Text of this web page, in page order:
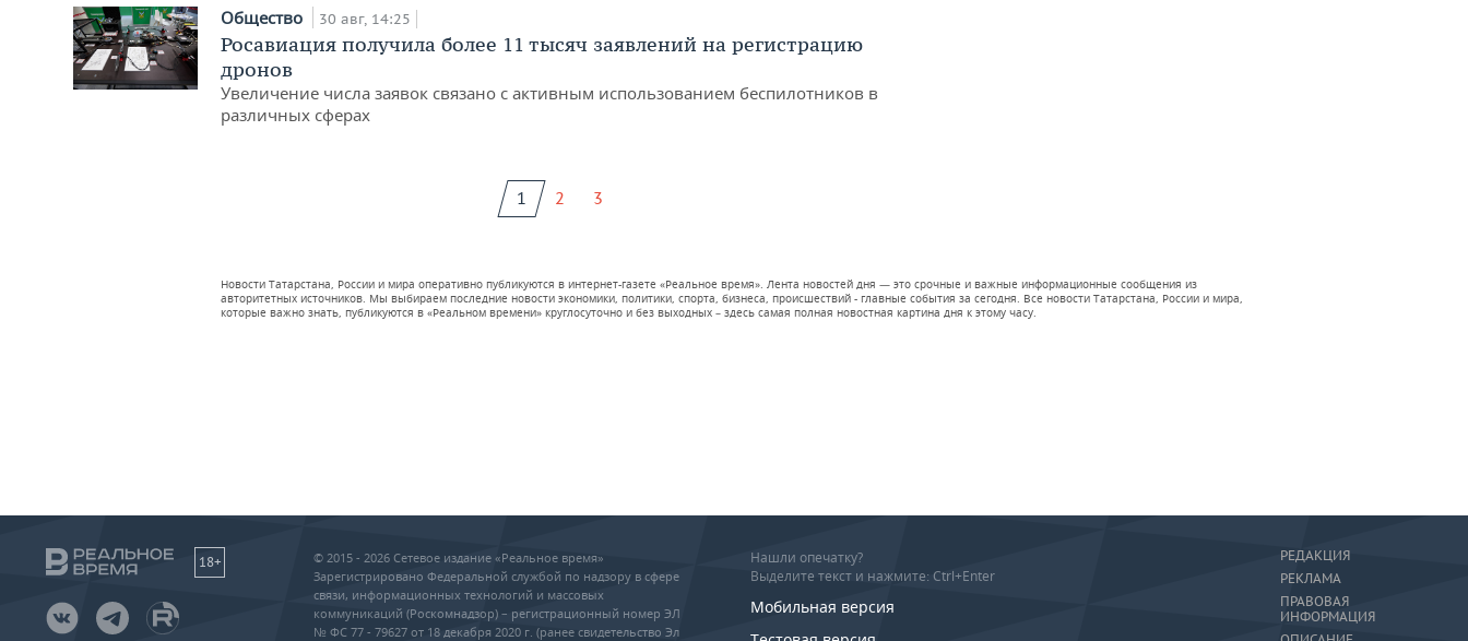
Общество 30 авг, 14:25
Росавиация получила более 11 тысяч заявлений на регистрацию
дронов
Увеличение числа заявок связано с активным использованием беспилотников в
различных сферах
1 2 3
Новости Татарстана, России и мира оперативно публикуются в интернет-газете «Реальное время». Лента новостей дня — это срочные и важные информационные сообщения из
авторитетных источников. Мы выбираем последние новости экономики, политики, спорта, бизнеса, происшествий - главные события за сегодня. Все новости Татарстана, России и мира,
которые важно знать, публикуются в «Реальном времени» круглосуточно и без выходных – здесь самая полная новостная картина дня к этому часу.
18+
© 2015 - 2026 Сетевое издание «Реальное время»
Зарегистрировано Федеральной службой по надзору в сфере
связи, информационных технологий и массовых
коммуникаций (Роскомнадзор) – регистрационный номер ЭЛ
№ ФС 77 - 79627 от 18 декабря 2020 г. (ранее свидетельство Эл
Нашли опечатку?
Выделите текст и нажмите: Ctrl+Enter
Мобильная версия
РЕДАКЦИЯ
РЕКЛАМА
ПРАВОВАЯ
ИНФОРМАЦИЯ